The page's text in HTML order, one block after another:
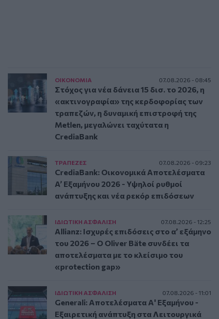
ΟΙΚΟΝΟΜΙΑ 07.08.2026 - 08:45
Στόχος για νέα δάνεια 15 δισ. το 2026, η
«ακτινογραφία» της κερδοφορίας των
τραπεζών, η δυναμική επιστροφή της
Metlen, μεγαλώνει ταχύτατα η
CrediaBank
ΤΡAΠΕΖΕΣ 07.08.2026 - 09:23
CrediaBank: Οικονομικά Αποτελέσματα
A’ Εξαμήνου 2026 - Υψηλοί ρυθμοί
ανάπτυξης και νέα ρεκόρ επιδόσεων
ΙΔΙΩΤΙΚΗ ΑΣΦAΛΙΣΗ 07.08.2026 - 12:25
Allianz: Ισχυρές επιδόσεις στο α’ εξάμηνο
του 2026 – Ο Oliver Bäte συνδέει τα
αποτελέσματα με το κλείσιμο του
«protection gap»
ΙΔΙΩΤΙΚΗ ΑΣΦAΛΙΣΗ 07.08.2026 - 11:01
Generali: Αποτελέσματα Α' Εξαμήνου -
Εξαιρετική ανάπτυξη στα Λειτουργικά